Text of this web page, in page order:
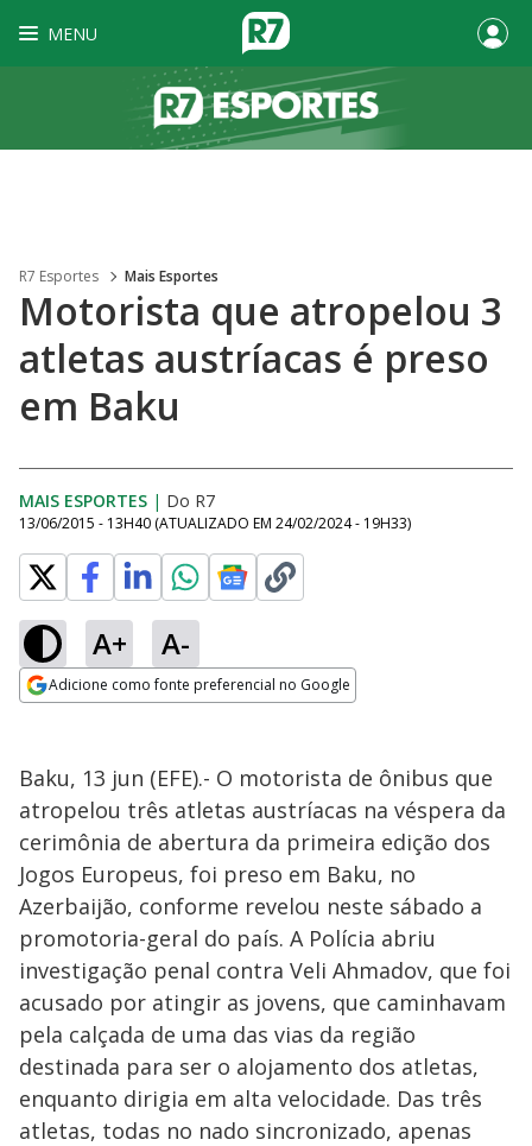
MENU
R7 Esportes Mais Esportes
Motorista que atropelou 3
atletas austríacas é preso
em Baku
MAIS ESPORTES | Do R7
13/06/2015 - 13H40 (ATUALIZADO EM 24/02/2024 - 19H33)
A+ A-
Adicione como fonte preferencial no Google
Baku, 13 jun (EFE).- O motorista de ônibus que
atropelou três atletas austríacas na véspera da
cerimônia de abertura da primeira edição dos
Jogos Europeus, foi preso em Baku, no
Azerbaijão, conforme revelou neste sábado a
promotoria-geral do país. A Polícia abriu
investigação penal contra Veli Ahmadov, que foi
acusado por atingir as jovens, que caminhavam
pela calçada de uma das vias da região
destinada para ser o alojamento dos atletas,
enquanto dirigia em alta velocidade. Das três
atletas, todas no nado sincronizado, apenas